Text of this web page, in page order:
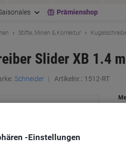
Prämienshop
Stifte, Minen & Korrektur
Slider XB 1.4
Schneider Artikelnr.: 1512-RT
-Einstellungen